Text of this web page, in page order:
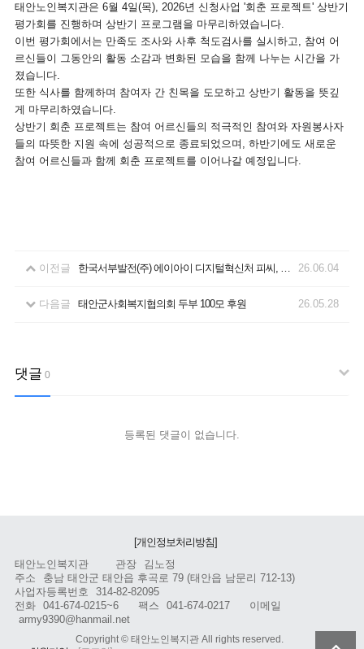
태안노인복지관은 6월 4일(목), 2026년 신청사업 '회춘 프로젝트' 상반기
평가회를 진행하며 상반기 프로그램을 마무리하였습니다.
이번 평가회에서는 만족도 조사와 사후 척도검사를 실시하고, 참여 어
르신들이 그동안의 활동 소감과 변화된 모습을 함께 나누는 시간을 가
졌습니다.
또한 식사를 함께하며 참여자 간 친목을 도모하고 상반기 활동을 뜻깊
게 마무리하였습니다.
상반기 회춘 프로젝트는 참여 어르신들의 적극적인 참여와 자원봉사자
들의 따뜻한 지원 속에 성공적으로 종료되었으며, 하반기에도 새로운
참여 어르신들과 함께 회춘 프로젝트를 이어나갈 예정입니다.
이전글 한국서부발전(주) 에이아이 디지털혁신처 피씨, 모니터, 제습기 후원 26.06.04
다음글 태안군사회복지협의회 두부 100모 후원 26.05.28
댓글 0
등록된 댓글이 없습니다.
[개인정보처리방침]
태안노인복지관
관장
김노정
주소
충남 태안군 태안읍 후곡로 79 (태안읍 남문리 712-13)
사업자등록번호
314-82-82095
전화
041-674-0215~6 팩스 041-674-0217
이메일
army9390@hanmail.net
Copyright © 태안노인복지관 All rights reserved.